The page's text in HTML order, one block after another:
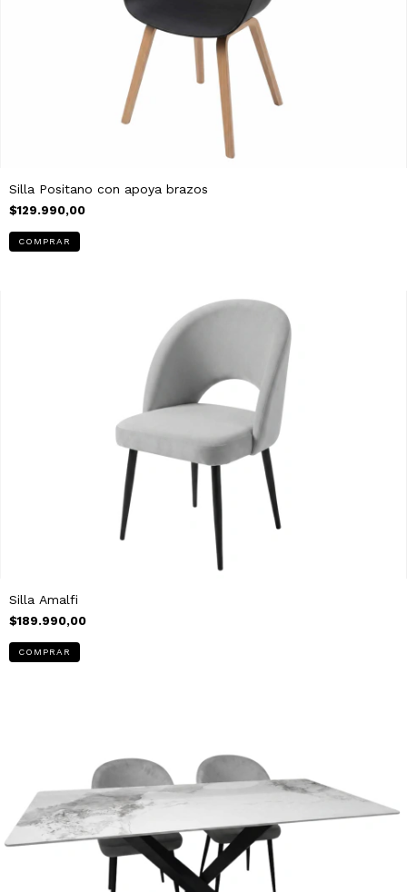
Silla Positano con apoya brazos
$129.990,00
Silla Amalfi
$189.990,00